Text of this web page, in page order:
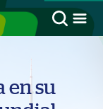
en su